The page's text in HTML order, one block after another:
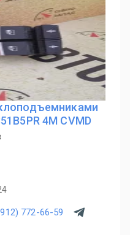
4M CVMD
772-66-59